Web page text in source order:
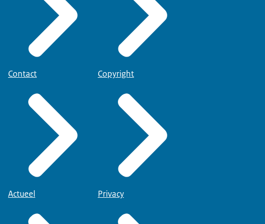
Contact
Actueel
Copyright
Privacy